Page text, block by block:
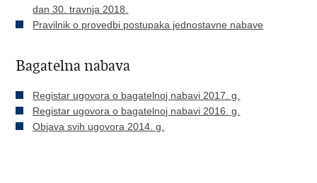
dan 30. travnja 2018.
Pravilnik o provedbi postupaka jednostavne nabave
Bagatelna nabava
Registar ugovora o bagatelnoj nabavi 2017. g.
Registar ugovora o bagatelnoj nabavi 2016. g.
Objava svih ugovora 2014. g.